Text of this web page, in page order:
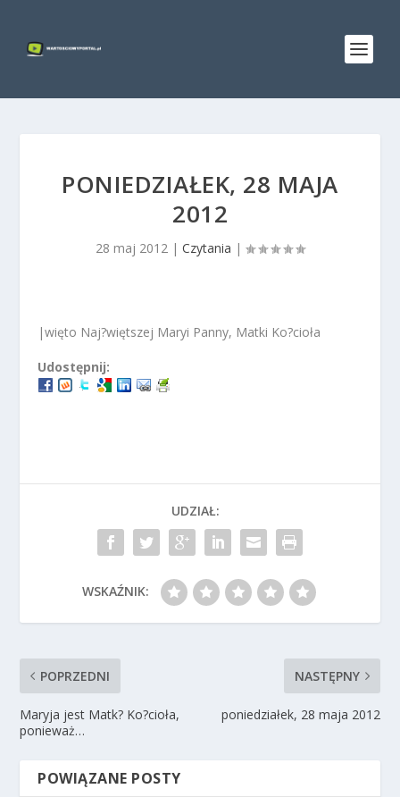
PONIEDZIAŁEK, 28 MAJA
2012
28 maj 2012 | Czytania |
|więto Naj?więtszej Maryi Panny, Matki Ko?cioła
Udostępnij:
UDZIAŁ:
WSKAŹNIK:
POPRZEDNI
Maryja jest Matk? Ko?cioła,
ponieważ…
NASTĘPNY
poniedziałek, 28 maja 2012
POWIĄZANE POSTY